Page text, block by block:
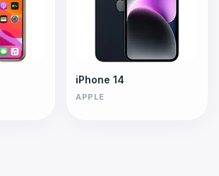
iPhone 14
APPLE